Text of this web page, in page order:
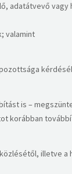
adatátvevő vagy
valamint
is –
korábban
illetve a